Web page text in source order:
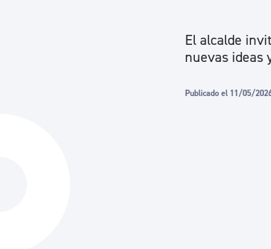
El alcalde
nuevas ideas
Publicado el 11/05/